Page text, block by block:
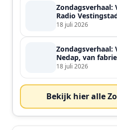
Zondagsverhaal:
Radio
de streek
18 juli 2026
Zondagsverhaal:
Nedap, van
18 juli 2026
Bekijk hier alle